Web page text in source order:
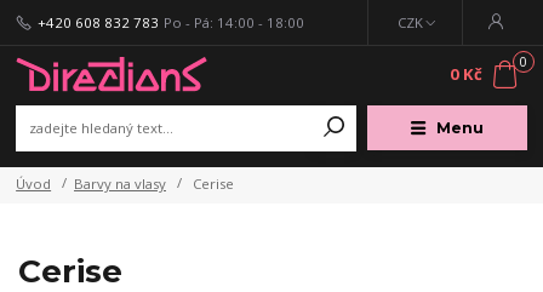
Menu
CZK
+420 608 832 783 Po - Pá: 14:00 - 18:00
0
0 Kč
Úvod Barvy na vlasy Cerise
Cerise